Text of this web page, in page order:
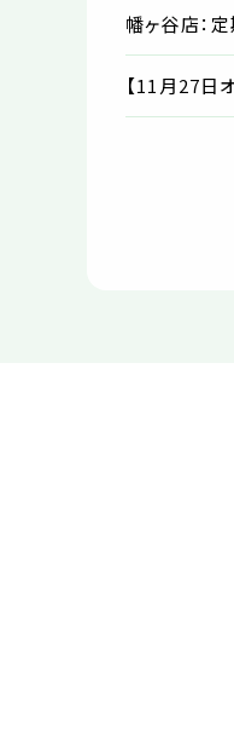
幡ヶ谷店：
【11月27日